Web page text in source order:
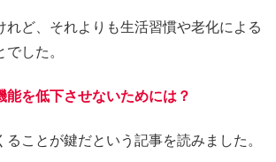
れど、それよりも生活習慣や老化による
した。
能を低下させないためには？
ことが鍵だという記事を読みました。